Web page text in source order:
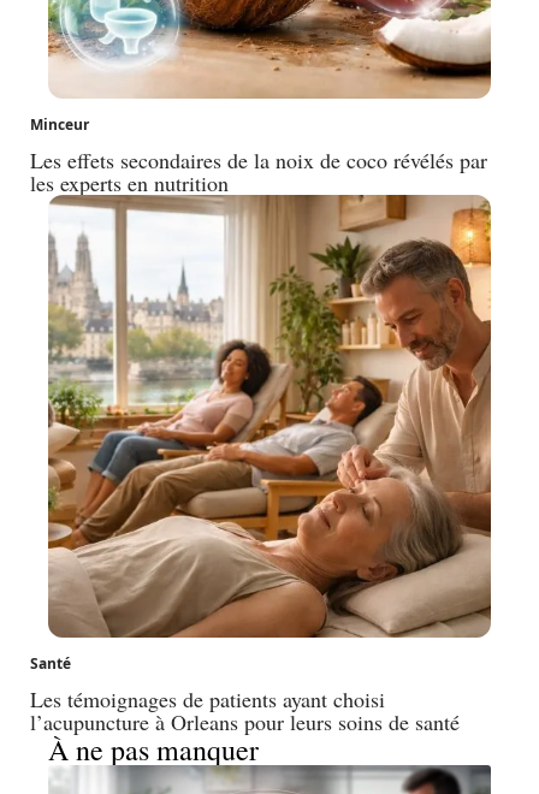
Minceur
Les effets secondaires de la noix de coco révélés par
les experts en nutrition
Santé
Les témoignages de patients ayant choisi
l’acupuncture à Orleans pour leurs soins de santé
À ne pas manquer